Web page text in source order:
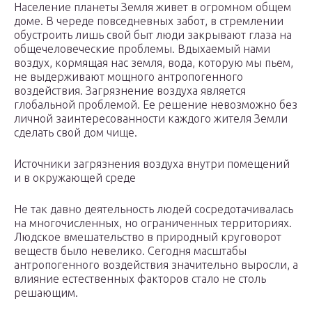
Население планеты Земля живет в огромном общем
доме. В череде повседневных забот, в стремлении
обустроить лишь свой быт люди закрывают глаза на
общечеловеческие проблемы. Вдыхаемый нами
воздух, кормящая нас земля, вода, которую мы пьем,
не выдерживают мощного антропогенного
воздействия. Загрязнение воздуха является
глобальной проблемой. Ее решение невозможно без
личной заинтересованности каждого жителя Земли
сделать свой дом чище.
Источники загрязнения воздуха внутри помещений
и в окружающей среде
Не так давно деятельность людей сосредотачивалась
на многочисленных, но ограниченных территориях.
Людское вмешательство в природный круговорот
веществ было невелико. Сегодня масштабы
антропогенного воздействия значительно выросли, а
влияние естественных факторов стало не столь
решающим.